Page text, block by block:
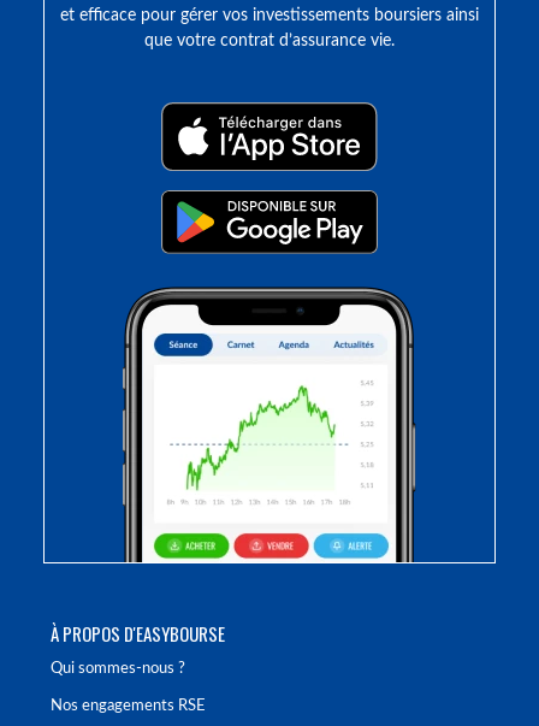
À PROPOS D'EASYBOURSE
Qui sommes-nous ?
Nos engagements RSE
et efficace pour gérer vos investissements boursiers ainsi
que votre contrat d’assurance vie.